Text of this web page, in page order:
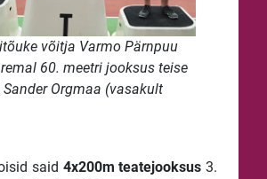
võitja Varmo Pärnpuu
60. meetri jooksus teise
Orgmaa (vasakult
said 4x200m teatejooksus3.